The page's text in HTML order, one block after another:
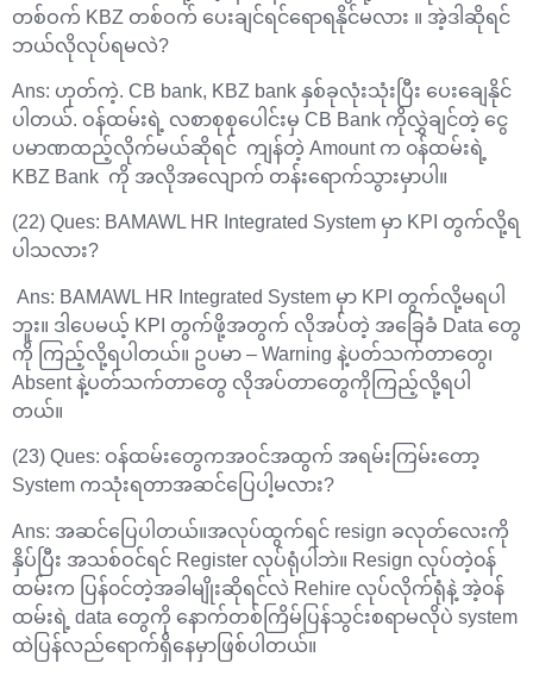
တစ်ဝက် KBZ တစ်ဝက် ပေးချင်ရင်ရောရနိုင်မလား ။ အဲ့ဒါဆိုရင်
ဘယ်လိုလုပ်ရမလဲ?
Ans: ဟုတ်ကဲ့. CB bank, KBZ bank နှစ်ခုလုံးသုံးပြီး ပေးချေနိုင်
ပါတယ်. ဝန်ထမ်းရဲ့ လစာစုစုပေါင်းမှ CB Bank ကိုလွှဲချင်တဲ့ ငွေ
ပမာဏထည့်လိုက်မယ်ဆိုရင် ကျန်တဲ့ Amount က ၀န်ထမ်းရဲ့
KBZ Bank ကို အလိုအလျောက် တန်းရောက်သွားမှာပါ။
(22) Ques: BAMAWL HR Integrated System မှာ KPI တွက်လို့ရ
ပါသလား?
Ans: BAMAWL HR Integrated System မှာ KPI တွက်လို့မရပါ
ဘူး။ ဒါပေမယ့် KPI တွက်ဖို့အတွက် လိုအပ်တဲ့ အခြေခံ Data တွေ
ကို ကြည့်လို့ရပါတယ်။ ဥပမာ – Warning နဲ့ပတ်သက်တာတွေ၊
Absent နဲ့ပတ်သက်တာတွေ လိုအပ်တာတွေကိုကြည့်လို့ရပါ
တယ်။
(23) Ques: ဝန်ထမ်းတွေကအဝင်အထွက် အရမ်းကြမ်းတော့
System ကသုံးရတာအဆင်ပြေပါ့မလား?
Ans: အဆင်ပြေပါတယ်။အလုပ်ထွက်ရင် resign ခလုတ်လေးကို
နှိပ်ပြီး အသစ်ဝင်ရင် Register လုပ်ရုံပါဘဲ။ Resign လုပ်တဲ့၀န်
ထမ်းက ပြန်၀င်တဲ့အခါမျိုးဆိုရင်လဲ Rehire လုပ်လိုက်ရုံနဲ့ အဲ့၀န်
ထမ်းရဲ့ data တွေကို နောက်တစ်ကြိမ်ပြန်သွင်းစရာမလိုပဲ system
ထဲပြန်လည်ရောက်ရှိနေမှာဖြစ်ပါတယ်။